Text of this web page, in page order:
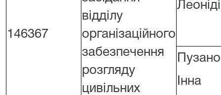
146367
відділу
організаційного
забезпечення
розгляду
цивільних
Інна